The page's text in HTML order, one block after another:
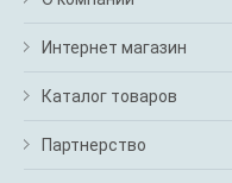
Интернет магазин
Каталог товаров
Партнерство